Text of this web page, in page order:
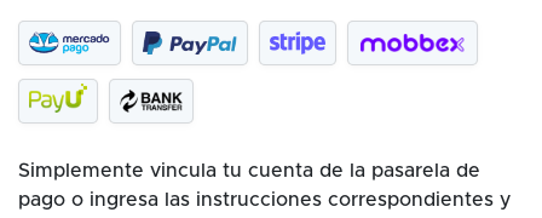
Simplemente vincula tu cuenta de la pasarela de
pago o ingresa las instrucciones correspondientes y